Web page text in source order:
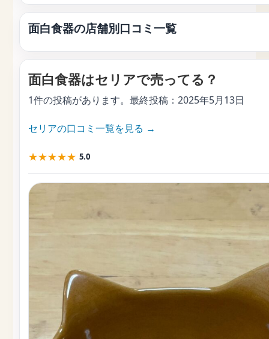
面白食器の店舗別口コミ一覧
面白食器はセリアで売ってる？
1件の投稿があります。最終投稿： 2025年5月13日
セリアの口コミ一覧を見る →
★★★★★ 5.0